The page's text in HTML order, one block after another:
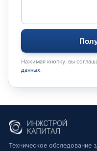
Нажимая кнопку, вы
данных.
Техническое обследование